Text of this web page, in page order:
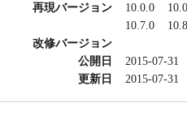
再現バージョン
10.0.0
10.7.0
改修バージョン
公開日
2015-07-31
更新日
2015-07-31